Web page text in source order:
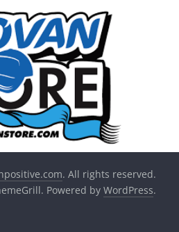
. All rights reserved.
Powered by WordPress.